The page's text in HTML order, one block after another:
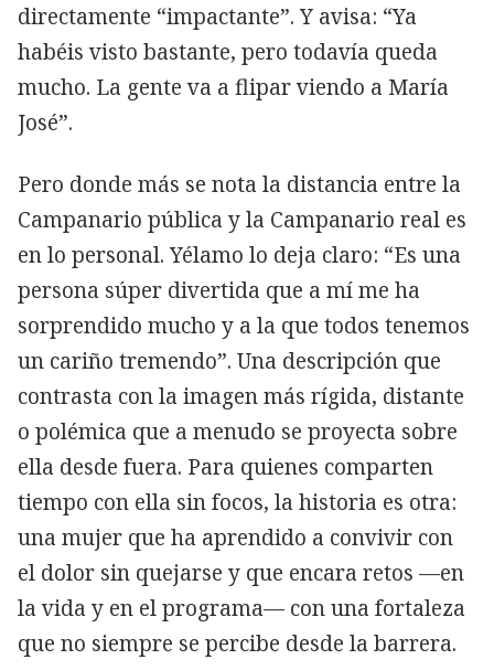
directamente “impactante”. Y avisa: “Ya
habéis visto bastante, pero todavía queda
mucho. La gente va a flipar viendo a María
José”.
Pero donde más se nota la distancia entre la
Campanario pública y la Campanario real es
en lo personal. Yélamo lo deja claro: “Es una
persona súper divertida que a mí me ha
sorprendido mucho y a la que todos tenemos
un cariño tremendo”. Una descripción que
contrasta con la imagen más rígida, distante
o polémica que a menudo se proyecta sobre
ella desde fuera. Para quienes comparten
tiempo con ella sin focos, la historia es otra:
una mujer que ha aprendido a convivir con
el dolor sin quejarse y que encara retos —en
la vida y en el programa— con una fortaleza
que no siempre se percibe desde la barrera.